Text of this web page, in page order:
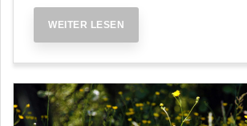
WEITER LESEN